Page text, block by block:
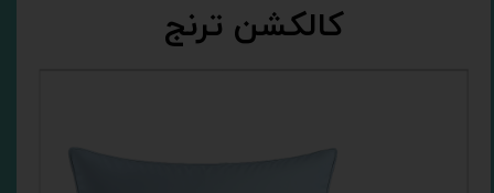
کالکشن ترنج